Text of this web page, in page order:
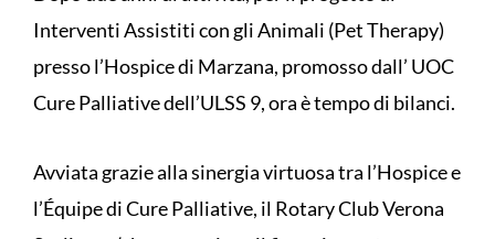
Interventi Assistiti con gli Animali (Pet Therapy)
presso l’Hospice di Marzana, promosso dall’ UOC
Cure Palliative dell’ULSS 9, ora è tempo di bilanci.
Avviata grazie alla sinergia virtuosa tra l’Hospice e
l’Équipe di Cure Palliative, il Rotary Club Verona